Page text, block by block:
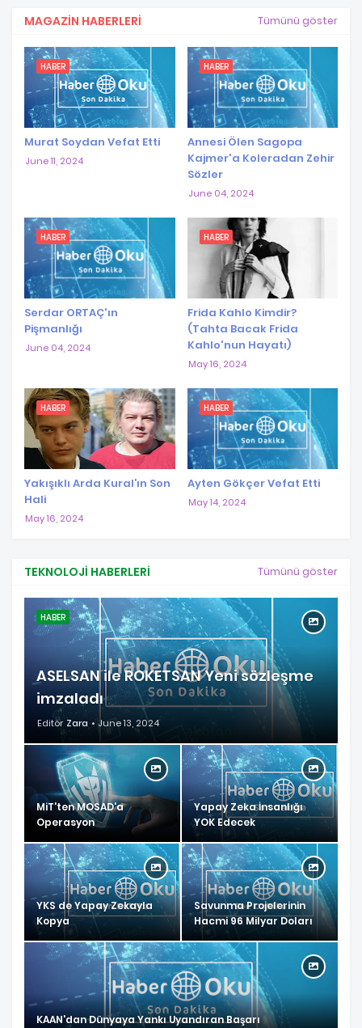
MAGAZIN HABERLERI Tümünü göster
HABER
Murat Soydan Vefat Etti
June 11, 2024
HABER
Annesi Ölen Sagopa
Kajmer'a Koleradan Zehir
Sözler
June 04, 2024
HABER
Serdar ORTAÇ'ın
Pişmanlığı
June 04, 2024
HABER
Frida Kahlo Kimdir?
(Tahta Bacak Frida
Kahlo'nun Hayatı)
May 16, 2024
HABER
Yakışıklı Arda Kural’ın Son
Hali
May 16, 2024
HABER
Ayten Gökçer Vefat Etti
May 14, 2024
TEKNOLOJI HABERLERI Tümünü göster
HABER
ASELSAN ile ROKETSAN Yeni sözleşme
imzaladı
Editör Zara June 13, 2024
MiT'ten MOSAD'a
Operasyon
Yapay Zeka İnsanlığı
YOK Edecek
YKS de Yapay Zekayla
Kopya
Savunma Projelerinin
Hacmi 96 Milyar Doları
KAAN'dan Dünyaya Yankı Uyandıran Başarı